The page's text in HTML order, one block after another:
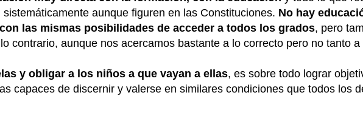
aunque figuren en las Constituciones. No hay
las mismas posibilidades de acceder a todos los grados, pero
contrario, aunque nos acercamos bastante a lo correcto pero no tanto a
y obligar a los niños a que vayan a ellas, es sobre todo lograr
capaces de discernir y valerse en similares condiciones que todos los